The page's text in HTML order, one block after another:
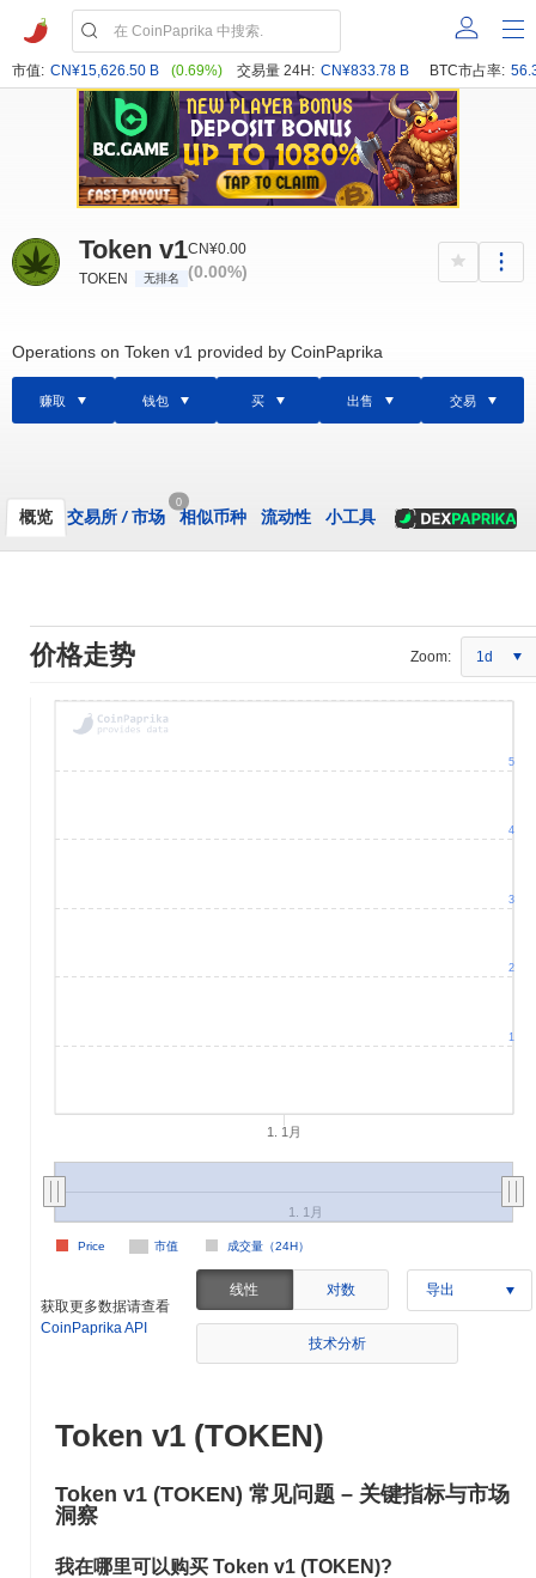
市值: CN¥15,626.50 B (0.69%) 交易量 24H: CN¥833.78 B BTC市占率:
Token v1
TOKEN 无排名
CN¥0.00
(0.00%)
Operations on Token v1 provided by CoinPaprika
赚取 钱包 买 出售 交易
概览 交易所 /市场
0
相似币种 流动性 小工具
价格走势 Zoom: 1d
1. 1月
市值 成交量（24H）
Price
1. 1月
1
2
3
4
5
获取更多数据请查看
CoinPaprika API
线性 对数 导出
技术分析
Token v1 (TOKEN)
Token v1 (TOKEN) 常见问题 – 关键指标与市场
洞察
我在哪里可以购买 Token v1 (TOKEN)?